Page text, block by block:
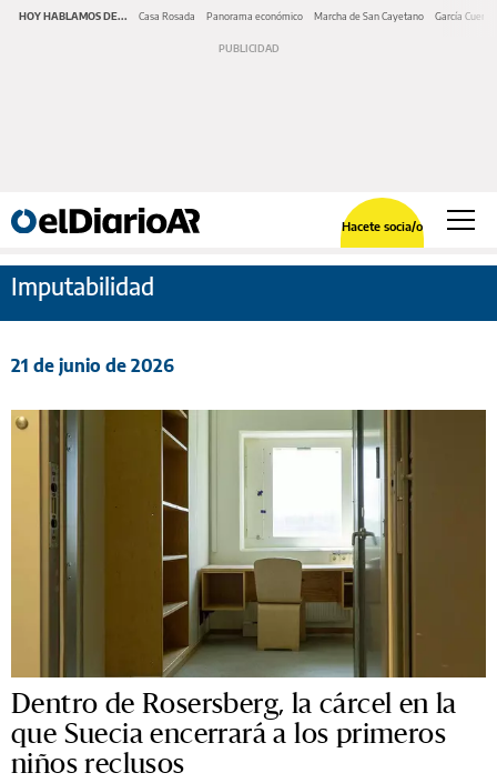
HOY HABLAMOS DE... Casa Rosada Panorama económico Marcha de San Cayetano García Cuerva
Hacete socia/o
Imputabilidad
21 de junio de 2026
Dentro de Rosersberg, la cárcel en la
que Suecia encerrará a los primeros
niños reclusos